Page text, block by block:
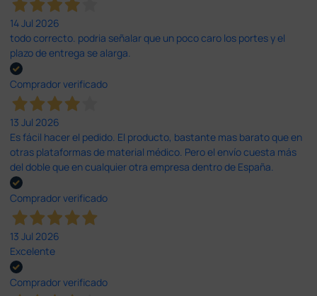
14 Jul 2026
todo correcto. podria señalar que un poco caro los portes y el
plazo de entrega se alarga.
Comprador verificado
13 Jul 2026
Es fácil hacer el pedido. El producto, bastante mas barato que en
otras plataformas de material médico. Pero el envío cuesta más
del doble que en cualquier otra empresa dentro de España.
Comprador verificado
13 Jul 2026
Excelente
Comprador verificado